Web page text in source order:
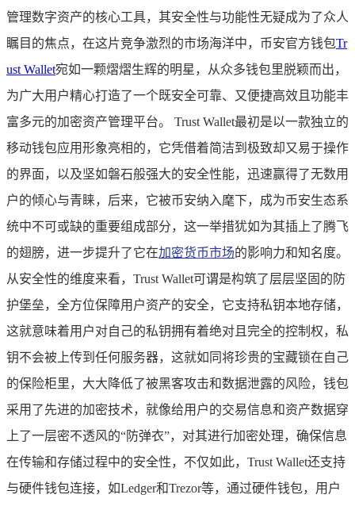
管理数字资产的核心工具，其安全性与功能性无疑成为了众人
瞩目的焦点，在这片竞争激烈的市场海洋中，币安官方钱包Tr
ust Wallet宛如一颗熠熠生辉的明星，从众多钱包里脱颖而出，
为广大用户精心打造了一个既安全可靠、又便捷高效且功能丰
富多元的加密资产管理平台。 Trust Wallet最初是以一款独立的
移动钱包应用形象亮相的，它凭借着简洁到极致却又易于操作
的界面，以及坚如磐石般强大的安全性能，迅速赢得了无数用
户的倾心与青睐，后来，它被币安纳入麾下，成为币安生态系
统中不可或缺的重要组成部分，这一举措犹如为其插上了腾飞
的翅膀，进一步提升了它在加密货币市场的影响力和知名度。
从安全性的维度来看，Trust Wallet可谓是构筑了层层坚固的防
护堡垒，全方位保障用户资产的安全，它支持私钥本地存储，
这就意味着用户对自己的私钥拥有着绝对且完全的控制权，私
钥不会被上传到任何服务器，这就如同将珍贵的宝藏锁在自己
的保险柜里，大大降低了被黑客攻击和数据泄露的风险，钱包
采用了先进的加密技术，就像给用户的交易信息和资产数据穿
上了一层密不透风的“防弹衣”，对其进行加密处理，确保信息
在传输和存储过程中的安全性，不仅如此，Trust Wallet还支持
与硬件钱包连接，如Ledger和Trezor等，通过硬件钱包，用户